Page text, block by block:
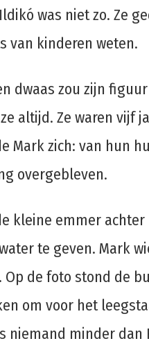
was niet zo. Ze
van kinderen weten.
dwaas zou zijn
ze altijd. Ze waren
Mark zich: van hun
overgebleven.
kleine emmer
te geven. Mark
de foto stond de
om voor het
niemand minder dan